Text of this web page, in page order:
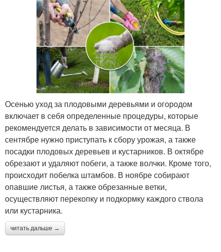
Осенью уход за плодовыми деревьями и огородом
включает в себя определенные процедуры, которые
рекомендуется делать в зависимости от месяца. В
сентябре нужно приступать к сбору урожая, а также
посадки плодовых деревьев и кустарников. В октябре
обрезают и удаляют побеги, а также волчки. Кроме того,
происходит побелка штамбов. В ноябре собирают
опавшие листья, а также обрезанные ветки,
осуществляют перекопку и подкормку каждого ствола
или кустарника.
читать дальше →